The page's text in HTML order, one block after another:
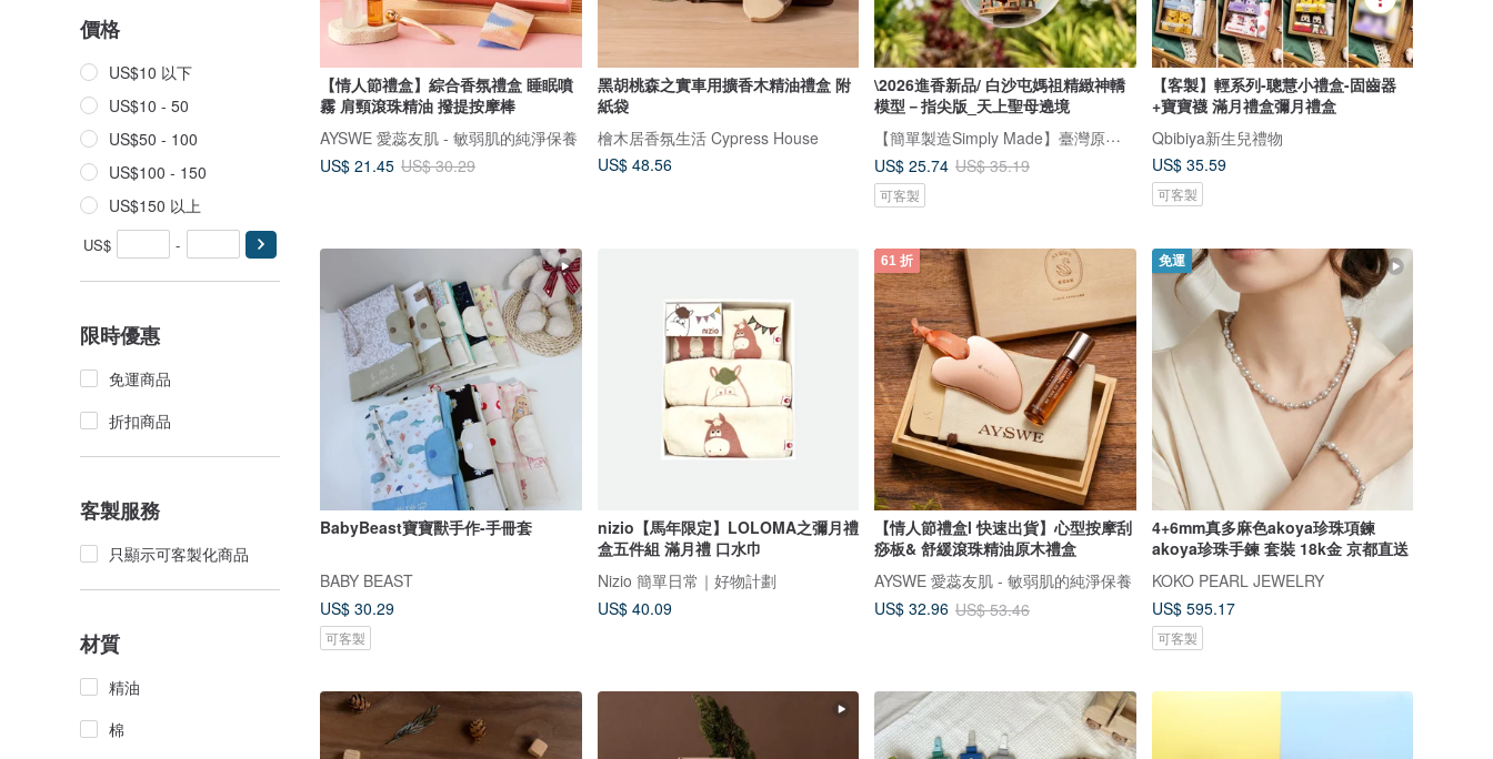
價格
US$10 以下
US$10 - 50
US$50 - 100
US$100 - 150
US$150 以上
US$ -
限時優惠
免運商品
折扣商品
客製服務
只顯示可客製化商品
材質
精油
棉
【情人節禮盒】綜合香氛禮盒 睡眠噴
霧 肩頸滾珠精油 撥提按摩棒
AYSWE 愛蕊友肌 - 敏弱肌的純淨保養
US$ 21.45 US$ 30.29
黑胡桃森之實車用擴香木精油禮盒 附
紙袋
檜木居香氛生活 Cypress House
US$ 48.56
\2026進香新品/ 白沙屯媽祖精緻神轎
模型－指尖版_天上聖母遶境
【簡單製造Simply Made】臺灣原創積木｜商品研發設計IP授權聯名
US$ 25.74 US$ 35.19
可客製
【客製】輕系列-聰慧小禮盒-固齒器
+寶寶襪 滿月禮盒彌月禮盒
Qbibiya新生兒禮物
US$ 35.59
可客製
BabyBeast寶寶獸手作-手冊套
BABY BEAST
US$ 30.29
可客製
nizio【馬年限定】LOLOMA之彌月禮
盒五件組 滿月禮 口水巾
Nizio 簡單日常｜好物計劃
US$ 40.09
61 折
【情人節禮盒l 快速出貨】心型按摩刮
痧板& 舒緩滾珠精油原木禮盒
AYSWE 愛蕊友肌 - 敏弱肌的純淨保養
US$ 32.96 US$ 53.46
免運
4+6mm真多麻色akoya珍珠項鍊
akoya珍珠手鍊 套裝 18k金 京都直送
KOKO PEARL JEWELRY
US$ 595.17
可客製